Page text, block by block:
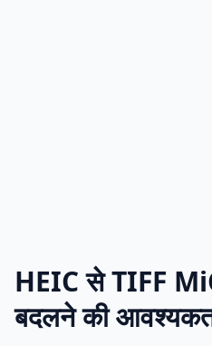
HEIC से TIFF
बदलने की